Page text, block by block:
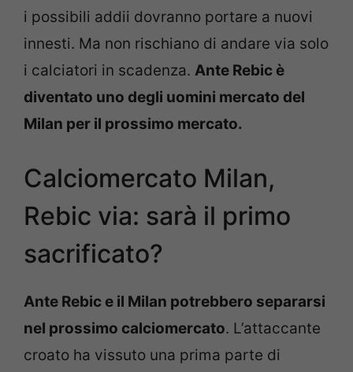
i possibili addii dovranno portare a nuovi
innesti. Ma non rischiano di andare via solo
i calciatori in scadenza. Ante Rebic è
diventato uno degli uomini mercato del
Milan per il prossimo mercato.
Calciomercato Milan,
Rebic via: sarà il primo
sacrificato?
Ante Rebic e il Milan potrebbero separarsi
nel prossimo calciomercato. L’attaccante
croato ha vissuto una prima parte di